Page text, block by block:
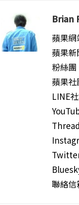
Brian
蘋果網
蘋果新
粉絲團
蘋果社
LINE
聯絡信